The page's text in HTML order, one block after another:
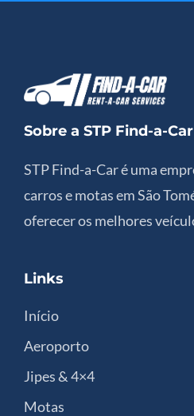
Sobre a STP Find-a-Car
STP Find-a-Car é uma
carros e motas em São
oferecer os melhores
Links
Início
Aeroporto
Jipes & 4×4
Motas